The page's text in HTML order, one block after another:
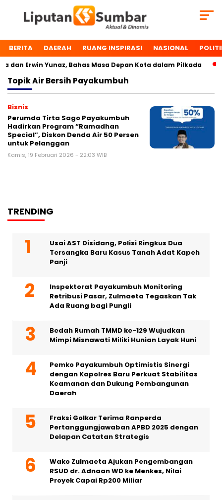
BERITA DAERAH RUANG INSPIRASI NASIONAL
Erwin Yunaz, Bahas Masa Depan Kota dalam Pilkada
TopikAir Bersih Payakumbuh
Bisnis
Perumda Tirta Sago Payakumbuh
Hadirkan Program “Ramadhan
Special”, Diskon Denda Air 50 Persen
untuk Pelanggan
Kamis, 19 Februari 2026 - 22:03 WIB
TRENDING
Usai AST Disidang, Polisi Ringkus Dua
Tersangka Baru Kasus Tanah Adat Kapeh
Panji
Inspektorat Payakumbuh Monitoring
Retribusi Pasar, Zulmaeta Tegaskan Tak
Ada Ruang bagi Pungli
Bedah Rumah TMMD ke-129 Wujudkan
Mimpi Misnawati Miliki Hunian Layak Huni
Pemko Payakumbuh Optimistis Sinergi
dengan Kapolres Baru Perkuat Stabilitas
Keamanan dan Dukung Pembangunan
Daerah
Fraksi Golkar Terima Ranperda
Pertanggungjawaban APBD 2025 dengan
Delapan Catatan Strategis
Wako Zulmaeta Ajukan Pengembangan
RSUD dr. Adnaan WD ke Menkes, Nilai
Proyek Capai Rp200 Miliar